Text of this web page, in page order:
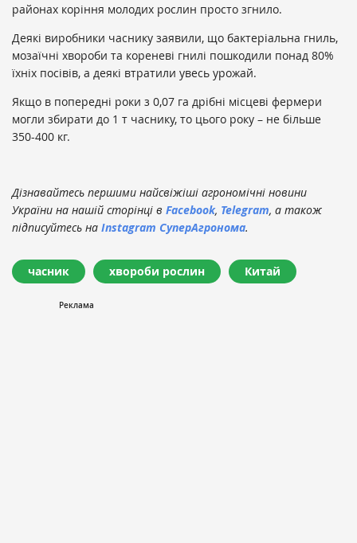
районах коріння молодих рослин просто згнило.
Деякі виробники часнику заявили, що бактеріальна гниль,
мозаїчні хвороби та кореневі гнилі пошкодили понад 80%
їхніх посівів, а деякі втратили увесь урожай.
Якщо в попередні роки з 0,07 га дрібні місцеві фермери
могли збирати до 1 т часнику, то цього року – не більше
350-400 кг.
Дізнавайтесь першими найсвіжіші агрономічні новини
України на нашій сторінці в Facebook, Telegram, а також
підписуйтесь на Instagram СуперАгронома.
часник хвороби рослин Китай